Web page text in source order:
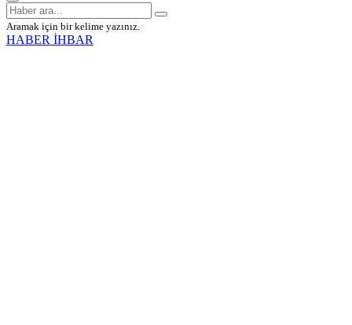
Aramak için bir kelime yazınız.
HABER İHBAR